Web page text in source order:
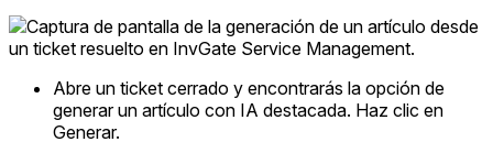
Abre un ticket cerrado y encontrarás la opción de
generar un artículo con IA destacada. Haz clic en
Generar.